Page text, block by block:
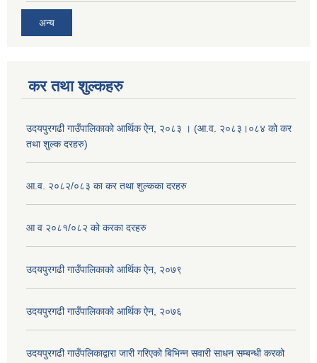
अन्य
कर तथा शुल्कहरु
उदयपुरगढी गाउँपालिकाको आर्थिक ऐन, २०८३ । (आ.व. २०८३।०८४ को कर
तथा शुल्क दरहरु)
आ.व. २०८२/०८३ का कर तथा शुल्कका दरहरु
आ व २०८१/०८२ को करका दरहरु
उदयपुरगढी गाउँपालिकाको आर्थिक ऐन, २०७९
उदयपुरगढी गाउँपालिकाको आर्थिक ऐन, २०७६
उदयपुरगढी गाउँपलिकाद्वारा जारी गरिएको बिभिन्न सवारी साधन सम्बन्धी करको